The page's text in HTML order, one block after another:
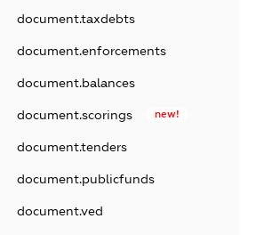
document.taxdebts
document.enforcements
document.balances
document.scorings new!
document.tenders
document.publicfunds
document.ved